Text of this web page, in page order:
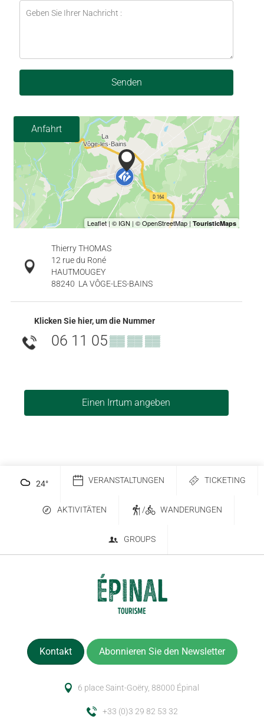
Senden
Anfahrt
Thierry THOMAS
12 rue du Roné
HAUTMOUGEY
88240 LA VÔGE-LES-BAINS
Klicken Sie hier, um die Nummer
06 11 05▒▒ ▒▒ ▒▒
Einen Irrtum angeben
24° VERANSTALTUNGEN TICKETING
AKTIVITÄTEN / WANDERUNGEN
GROUPS
Kontakt Abonnieren Sie den Newsletter
6 place Saint-Goëry, 88000 Épinal
+33 (0)3 29 82 53 32